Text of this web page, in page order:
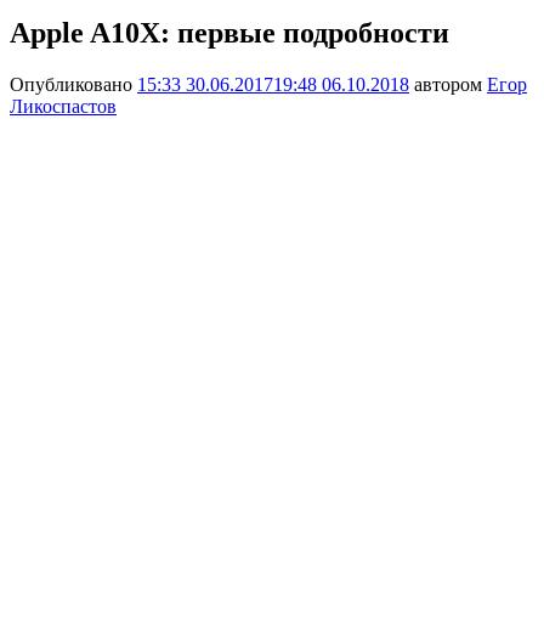
Apple A10X: первые подробности
Опубликовано 15:33 30.06.201719:48 06.10.2018 автором Егор
Ликоспастов